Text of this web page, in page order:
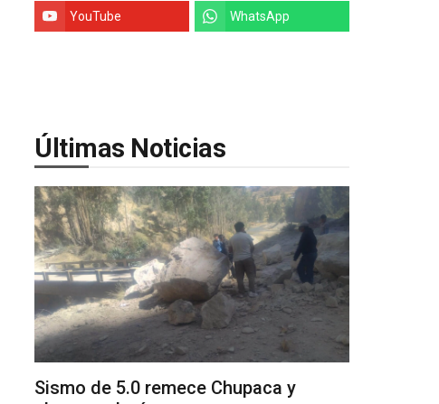
YouTube WhatsApp
Últimas Noticias
Sismo de 5.0 remece Chupaca y